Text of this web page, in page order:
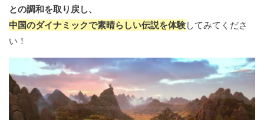
との調和を取り戻し、
中国のダイナミックで素晴らしい伝説を体験してみてくださ
い！